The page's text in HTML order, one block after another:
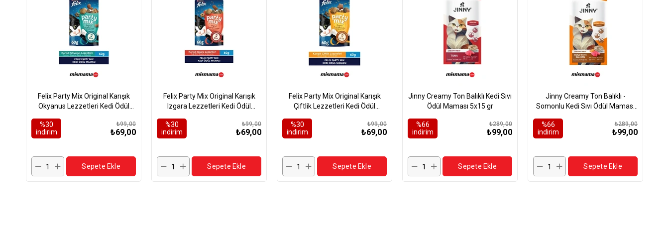
Felix Party Mix Original Karışık
Okyanus Lezzetleri Kedi Ödül
%30
i̇ndirim
₺69,00
₺99,00
Sepete Ekle
Felix Party Mix Original Karışık
Izgara Lezzetleri Kedi Ödül
%30
i̇ndirim
₺69,00
₺99,00
Sepete Ekle
Felix Party Mix Original Karışık
Çiftlik Lezzetleri Kedi Ödül
%30
i̇ndirim
₺69,00
₺99,00
Sepete Ekle
Jinny Creamy Ton Balıklı Kedi Sıvı
Ödül Maması 5x15 gr
%66
i̇ndirim
₺99,00
₺289,00
Sepete Ekle
Jinny Creamy Ton Balıklı -
Somonlu Kedi Sıvı Ödül Maması
%66
i̇ndirim
₺99,00
₺289,00
Sepete Ekle